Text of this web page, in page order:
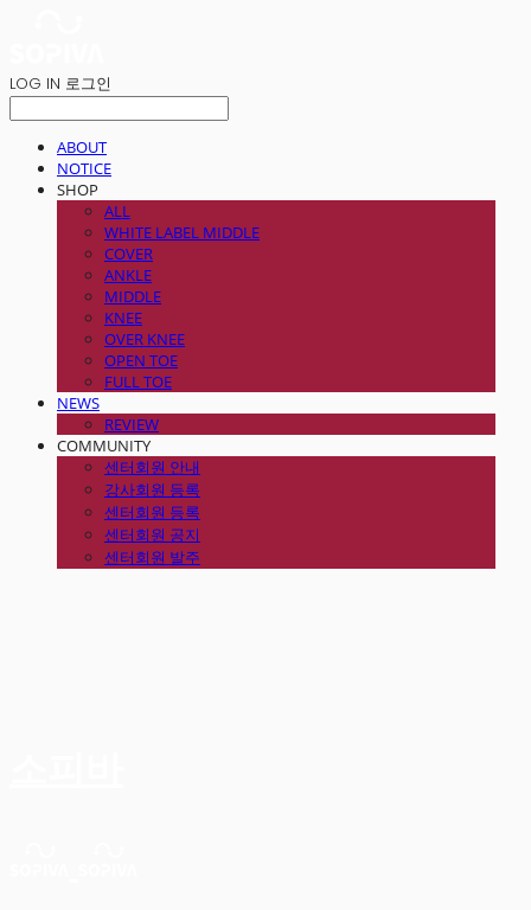
LOG IN 로그인
ABOUT
NOTICE
SHOP
ALL
WHITE LABEL MIDDLE
COVER
ANKLE
MIDDLE
KNEE
OVER KNEE
OPEN TOE
FULL TOE
NEWS
REVIEW
COMMUNITY
센터회원 안내
강사회원 등록
센터회원 등록
센터회원 공지
센터회원 발주